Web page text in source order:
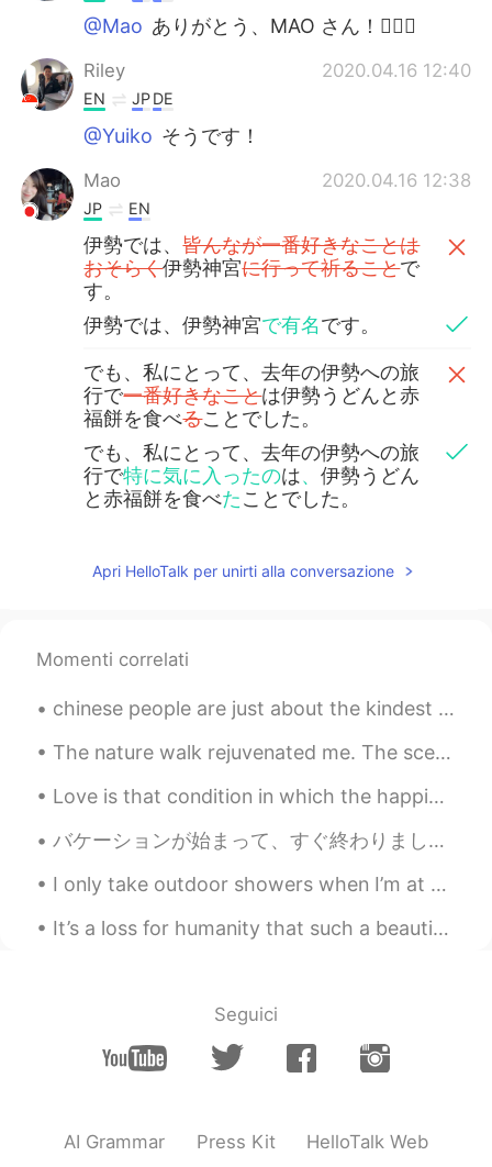
@Mao ありがとう、MAO さん！🙇🏻‍♂️
Riley 2020.04.16 12:40
EN JPDE
@Yuiko そうです！
Mao 2020.04.16 12:38
JP EN
伊勢では、皆んなが一番好きなことは
おそらく伊勢神宮に行って祈ることで
す。
伊勢では、伊勢神宮で有名です。
でも、私にとって、去年の伊勢への旅
行で一番好きなことは伊勢うどんと赤
福餅を食べることでした。
でも、私にとって、去年の伊勢への旅
行で特に気に入ったのは、伊勢うどん
と赤福餅を食べたことでした。
JP EN
Melvin
JP EN
おかげ横丁に行きましたか？
Apri HelloTalk per unirti alla conversazione
Momenti correlati
chinese people are just about the kindest humans i have ever had the pleasure to talk with :) 我感...
The nature walk rejuvenated me. The scenery was delightful. It was nice to see bamboos and wildfl...
Love is that condition in which the happiness of another person is essential to your own. Robert...
バケーションが始まって、すぐ終わりました。悲しいです！！戻りたい😭😭🥲 私の国は２つの島です。トリニダード・トバゴと言う国です。私はトリニダードに住んでいる、だけどトバゴが1番好きです。すごい...
I only take outdoor showers when I’m at my in law’s house. Actually it’s not so bad. I can see th...
It’s a loss for humanity that such a beautiful place was destroyed. I hope Notre Dame can be reb...
Seguici
AI Grammar Press Kit HelloTalk Web